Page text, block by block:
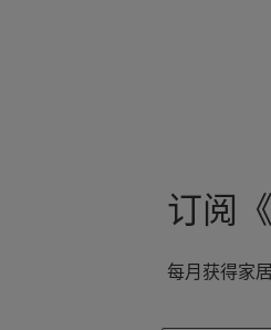
订阅
每月获得家